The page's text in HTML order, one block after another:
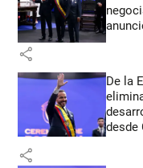
share
De la
desde
share